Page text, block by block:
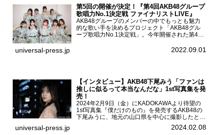
第5回の開催が決定！『第4回AKB48グループ
歌唱力No.1決定戦 ファイナリストLIVE』
AKB48グループのメンバーの中でもっとも魅力
的な歌い手を決めるプロジェクト「AKB48グル
ープ歌唱力No.1決定戦」。今年開催された第4回
る一夜限りのライブイベント「ファイナリスト
universal-press.jp 2022.09.01
【インタビュー】AKB48下尾みう「ファンは
推しに似るって本当なんだな」1st写真集を発
売！
2024年2月9日（金）にKADOKAWAより待望の
1st写真集『僕だけのもの』を発売するAKB48の
下尾みうに、地元の山口県を中心に撮影したとい
う今回の写真集についてインタビューをお願いし
た。1st写真集『僕だけのもの』を発売する
universal-press.jp 2024.02.08